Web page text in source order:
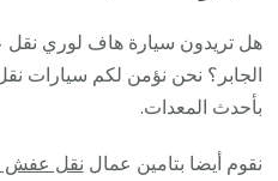
هل تريدون سيارة هاف لوري نقل
الجابر؟ نحن نؤمن لكم سيارات
بأحدث المعدات.
نقوم أيضا بتامين عمال نقل عفش